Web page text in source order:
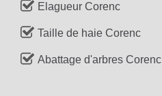
Elagueur Corenc
Taille de haie Corenc
Abattage d'arbres Corenc